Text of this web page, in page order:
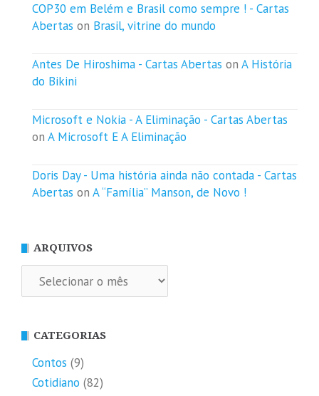
COP30 em Belém e Brasil como sempre ! - Cartas
Abertas on Brasil, vitrine do mundo
Antes De Hiroshima - Cartas Abertas on A História
do Bikini
Microsoft e Nokia - A Eliminação - Cartas Abertas
on A Microsoft E A Eliminação
Doris Day - Uma história ainda não contada - Cartas
Abertas on A “Família” Manson, de Novo !
ARQUIVOS
CATEGORIAS
Contos (9)
Cotidiano (82)